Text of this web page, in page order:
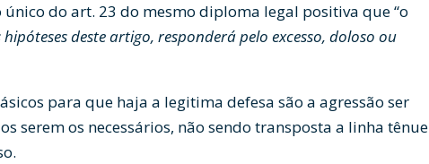
do art. 23 do mesmo diploma legal positiva que “o
deste artigo, responderá pelo excesso, doloso ou
para que haja a legitima defesa são a agressão ser
serem os necessários, não sendo transposta a linha tênue